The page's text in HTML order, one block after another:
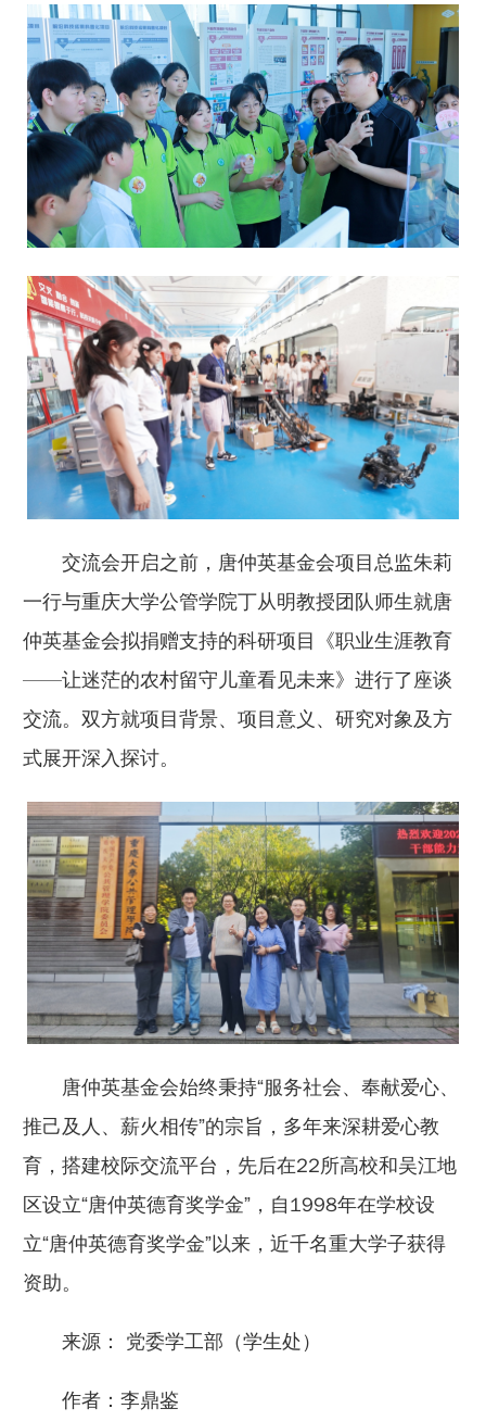
交流会开启之前，唐仲英基金会项目总监朱莉
一行与重庆大学公管学院丁从明教授团队师生就唐
仲英基金会拟捐赠支持的科研项目《职业生涯教育
——让迷茫的农村留守儿童看见未来》进行了座谈
交流。双方就项目背景、项目意义、研究对象及方
式展开深入探讨。
唐仲英基金会始终秉持“服务社会、奉献爱心、
推己及人、薪火相传”的宗旨，多年来深耕爱心教
育，搭建校际交流平台，先后在22所高校和吴江地
区设立“唐仲英德育奖学金”，自1998年在学校设
立“唐仲英德育奖学金”以来，近千名重大学子获得
资助。
来源： 党委学工部（学生处）
作者：李鼎鉴